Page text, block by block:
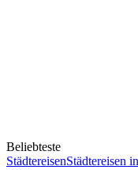
Beliebteste
StädtereisenStädtereisen